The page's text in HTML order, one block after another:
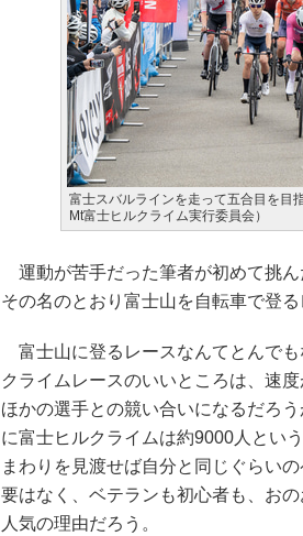
富士スバルラインを走って五合目を目
Mt富士ヒルクライム実行委員会）
運動が苦手だった筆者が初めて挑ん
その名のとおり富士山を自転車で登る
富士山に登るレースなんてとんで
クライムレースのいいところは、速
ほかの選手との競い合いになるだろ
に富士ヒルクライムは約9000人とい
まわりを見渡せば自分と同じぐらい
要はなく、ベテランも初心者も、お
人気の理由だろう。